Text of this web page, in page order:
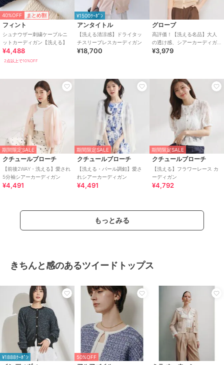
40%OFF まとめ割
フィント
シュナウザー刺繍ケーブルニ
ットカーディガン【洗える】
¥4,488
2点以上で10%OFF
¥1500ｸｰﾎﾟﾝ
アンタイトル
【洗える清涼感】ドライタッ
チスリーブレスカーディガン
¥18,700
グローブ
高評価！【洗える名品】大人
の透け感、シアーカーディガ
ン
¥3,979
期間限定SALE
クチュールブローチ
【前後2WAY・洗える】愛され
5分袖シアーカーディガン
¥4,491
期間限定SALE
クチュールブローチ
【洗える・パール調釦】愛さ
れシアーカーディガン
¥4,491
期間限定SALE
クチュールブローチ
【洗える】フラワーレース カ
ーディガン
¥4,792
もっとみる
きちんと感のあるツイードトップス
¥1888ｸｰﾎﾟﾝ 50%OFF